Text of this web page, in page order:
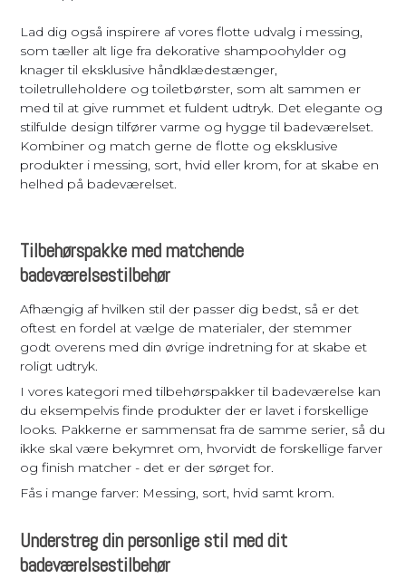
Lad dig også inspirere af vores flotte udvalg i messing,
som tæller alt lige fra dekorative shampoohylder og
knager til eksklusive håndklædestænger,
toiletrulleholdere og toiletbørster, som alt sammen er
med til at give rummet et fuldent udtryk. Det elegante og
stilfulde design tilfører varme og hygge til badeværelset.
Kombiner og match gerne de flotte og eksklusive
produkter i messing, sort, hvid eller krom, for at skabe en
helhed på badeværelset.
Tilbehørspakke med matchende
badeværelsestilbehør
Afhængig af hvilken stil der passer dig bedst, så er det
oftest en fordel at vælge de materialer, der stemmer
godt overens med din øvrige indretning for at skabe et
roligt udtryk.
I vores kategori med tilbehørspakker til badeværelse kan
du eksempelvis finde produkter der er lavet i forskellige
looks. Pakkerne er sammensat fra de samme serier, så du
ikke skal være bekymret om, hvorvidt de forskellige farver
og finish matcher - det er der sørget for.
Fås i mange farver: Messing, sort, hvid samt krom.
Understreg din personlige stil med dit
badeværelsestilbehør